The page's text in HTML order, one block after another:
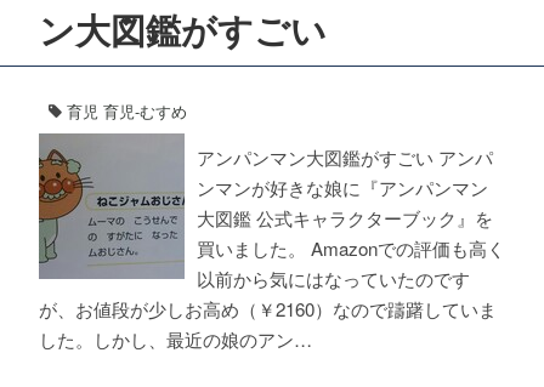
ン大図鑑がすごい
育児 育児-むすめ
アンパンマン大図鑑がすごい アンパ
ンマンが好きな娘に『アンパンマン
大図鑑 公式キャラクターブック』を
買いました。 Amazonでの評価も高く
以前から気にはなっていたのです
が、お値段が少しお高め（￥2160）なので躊躇していま
した。しかし、最近の娘のアン…